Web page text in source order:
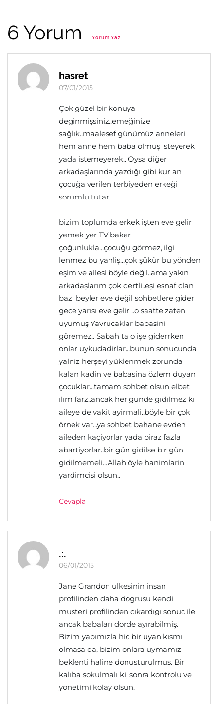
6 Yorum Yorum Yaz
hasret
07/01/2015
Çok güzel bir konuya
deginmişsiniz..emeğinize
sağlık..maalesef günümüz anneleri
hem anne hem baba olmuş isteyerek
yada istemeyerek.. Oysa diğer
arkadaşlarında yazdığı gibi kur an
çocuğa verilen terbiyeden erkeği
sorumlu tutar..
bizim toplumda erkek işten eve gelir
yemek yer TV bakar
çoğunlukla...çocuğu görmez, ilgi
lenmez bu yanliş...çok şükür bu yönden
eşim ve ailesi böyle değil..ama yakın
arkadaşlarım çok dertli..eşi esnaf olan
bazı beyler eve değil sohbetlere gider
gece yarısı eve gelir ..o saatte zaten
uyumuş Yavrucaklar babasini
göremez.. Sabah ta o işe giderrken
onlar uykudadirlar...bunun sonucunda
yalniz herşeyi yüklenmek zorunda
kalan kadin ve babasina özlem duyan
çocuklar...tamam sohbet olsun elbet
ilim farz..ancak her günde gidilmez ki
aileye de vakit ayirmali..böyle bir çok
örnek var...ya sohbet bahane evden
aileden kaçiyorlar yada biraz fazla
abartiyorlar..bir gün gidilse bir gün
gidilmemeli...Allah öyle hanimlarin
yardimcisi olsun..
Cevapla
.:.
06/01/2015
Jane Grandon ulkesinin insan
profilinden daha dogrusu kendi
musteri profilinden cıkardıgı sonuc ile
ancak babaları dorde ayırabilmiş.
Bizim yapımızla hic bir uyan kısmı
olmasa da, bizim onlara uymamız
beklenti haline donusturulmus. Bir
kalıba sokulmalı ki, sonra kontrolu ve
yonetimi kolay olsun.